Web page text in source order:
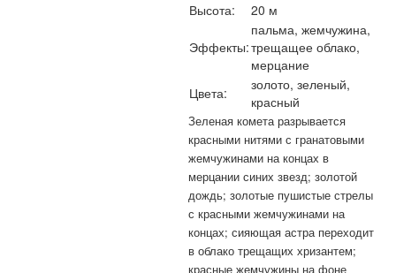
Высота:
20 м
Эффекты:
пальма, жемчужина,
трещащее облако,
мерцание
Цвета:
золото, зеленый,
красный
Зеленая комета разрывается
красными нитями с гранатовыми
жемчужинами на концах в
мерцании синих звезд; золотой
дождь; золотые пушистые стрелы
с красными жемчужинами на
концах; сияющая астра переходит
в облако трещащих хризантем;
красные жемчужины на фоне